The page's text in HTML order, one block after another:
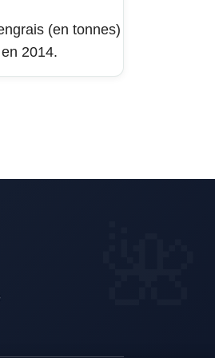
(en tonnes)
2014.